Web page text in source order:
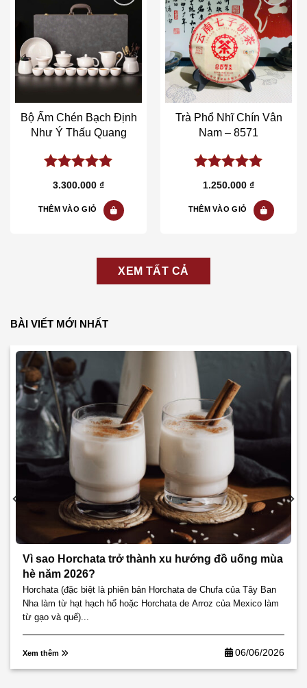
Add to wishlist
Bộ Ấm Chén Bạch Định
Như Ý Thấu Quang
5.00out of
3.300.000 ₫
Add to wishlist
Trà Phổ Nhĩ Chín Vân
Nam – 8571
5.00out of
1.250.000 ₫
XEM TẤT CẢ
Vì sao Horchata trở thành xu hướng đồ uống mùa
hè năm 2026?
Horchata (đặc biệt là phiên bản Horchata de Chufa của Tây Ban
Nha làm từ hạt hạch hổ hoặc Horchata de Arroz của Mexico làm
từ gạo và quế)...
06/06/2026